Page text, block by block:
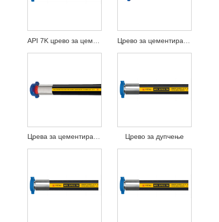
Црева за цементирање Црево за дупчење